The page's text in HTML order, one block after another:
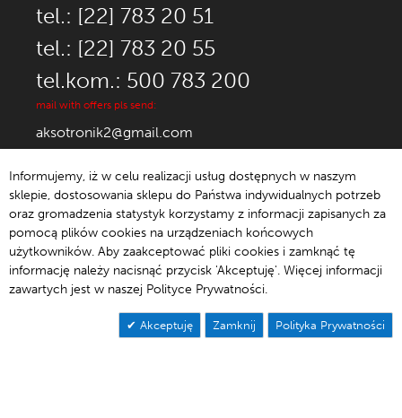
tel.: [22] 783 20 51
tel.: [22] 783 20 55
tel.kom.: 500 783 200
mail with offers pls send:
aksotronik2@gmail.com
© 1992-2021 Aksotronik.
Informujemy, iż w celu realizacji usług dostępnych w naszym
sklepie, dostosowania sklepu do Państwa indywidualnych potrzeb
oraz gromadzenia statystyk korzystamy z informacji zapisanych za
pomocą plików cookies na urządzeniach końcowych
użytkowników. Aby zaakceptować pliki cookies i zamknąć tę
informację należy nacisnąć przycisk 'Akceptuję'. Więcej informacji
zawartych jest w naszej Polityce Prywatności.
Akceptuję Zamknij Polityka Prywatności
Page 2 of 9